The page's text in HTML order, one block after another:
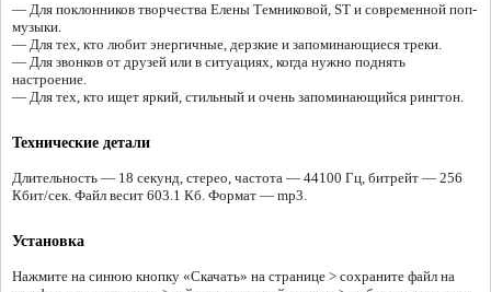
— Для поклонников творчества Елены Темниковой, ST и современной поп-
музыки.
— Для тех, кто любит энергичные, дерзкие и запоминающиеся треки.
— Для звонков от друзей или в ситуациях, когда нужно поднять
настроение.
— Для тех, кто ищет яркий, стильный и очень запоминающийся рингтон.
Технические детали
Длительность — 18 секунд, стерео, частота — 44100 Гц, битрейт — 256
Кбит/сек. Файл весит 603.1 Кб. Формат — mp3.
Установка
Нажмите на синюю кнопку «Скачать» на странице > сохраните файл на